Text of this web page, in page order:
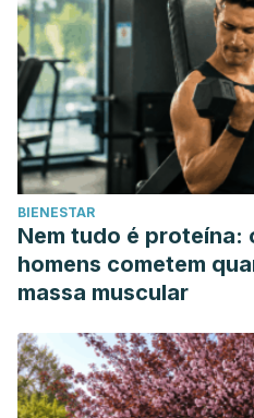
BIENESTAR
Nem tudo é proteína:
homens cometem
massa muscular